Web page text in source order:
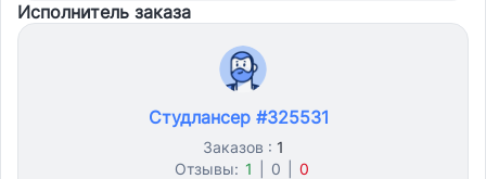
Исполнитель заказа
Студлансер #325531
Заказов : 1
Отзывы: 1 0 0